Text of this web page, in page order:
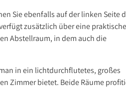
Sie ebenfalls auf der linken Seite
zusätzlich über eine praktische
Abstellraum, in dem auch die
in ein lichtdurchflutetes, großes
Zimmer bietet. Beide Räume